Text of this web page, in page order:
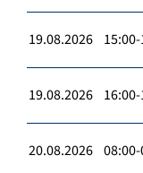
19.08.2026 15:00-
19.08.2026 16:00-
20.08.2026 08:00-